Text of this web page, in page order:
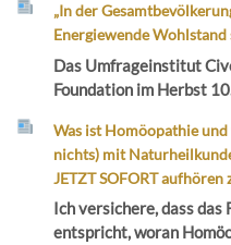
„In der
Energiewende Wohlstand
Das Umfrageinstitut
Foundation im Herbst
Was ist Homöopathie
nichts) mit
JETZT SOFORT
Ich versichere, dass das
entspricht, woran